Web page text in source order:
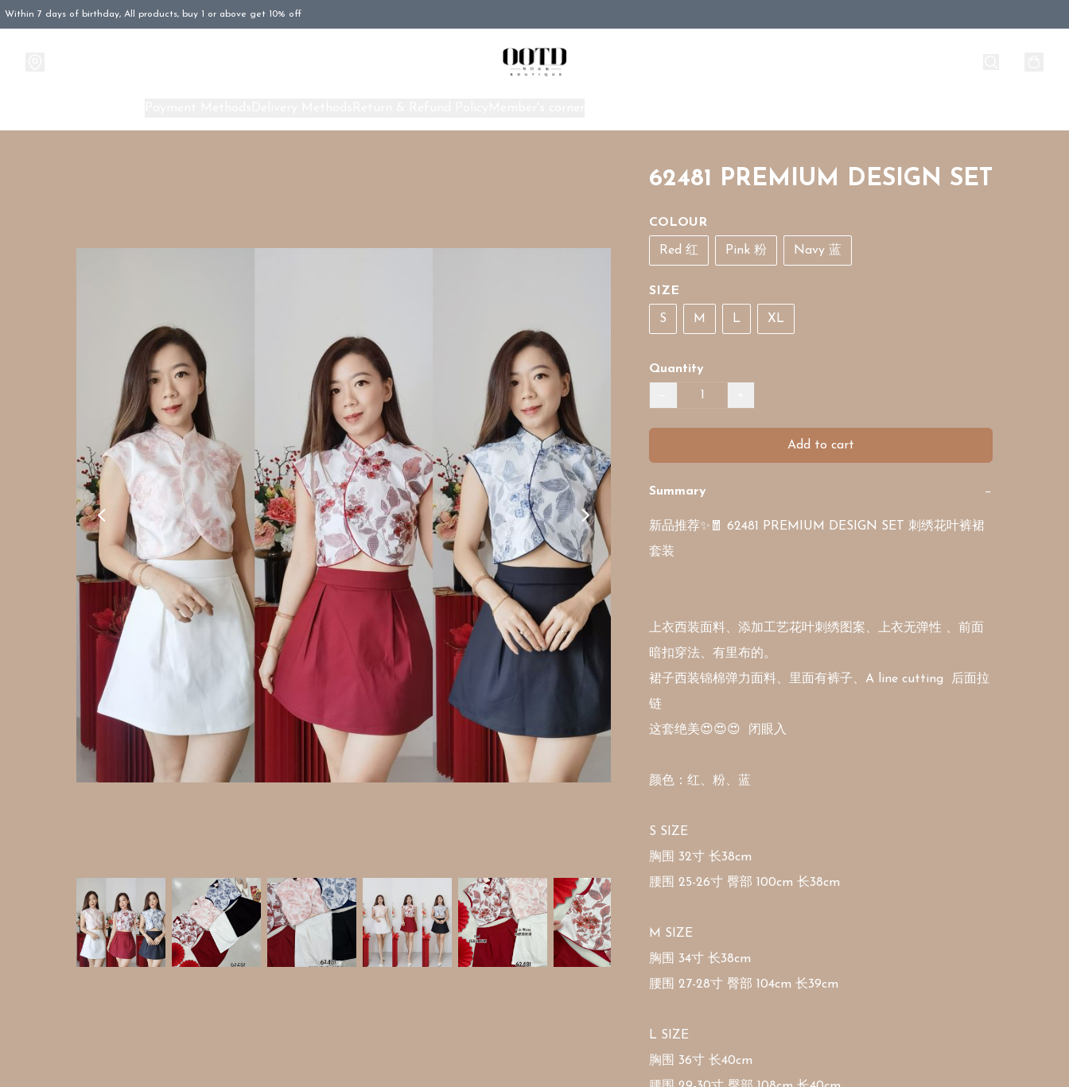
Within 7 days of birthday, All products, buy 1 or above get 10% off
62481 PREMIUM DESIGN SET
COLOUR
Red 红 Pink 粉 Navy 蓝
SIZE
S M L XL
Quantity
Add to cart
Summary −
新品推荐✨🧧 62481 PREMIUM DESIGN SET 刺绣花叶裤裙
套装
上衣西装面料、添加工艺花叶刺绣图案、上衣无弹性 、前面
暗扣穿法、有里布的。
裙子西装锦棉弹力面料、里面有裤子、A line cutting  后面拉
链
这套绝美😍😍😍  闭眼入
颜色：红、粉、蓝
S SIZE
胸围 32寸 长38cm
腰围 25-26寸 臀部 100cm 长38cm
M SIZE
胸围 34寸 长38cm
腰围 27-28寸 臀部 104cm 长39cm
L SIZE
胸围 36寸 长40cm